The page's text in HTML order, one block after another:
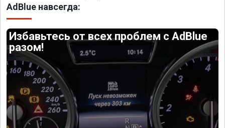
AdBlue навсегда:
Избавьтесь от всех проблем с AdBlue
разом!